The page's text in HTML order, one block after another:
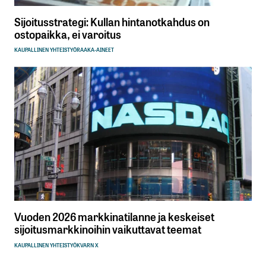
Sijoitusstrategi: Kullan hintanotkahdus on
ostopaikka, ei varoitus
KAUPALLINEN YHTEISTYÖRAAKA-AINEET
Vuoden 2026 markkinatilanne ja keskeiset
sijoitusmarkkinoihin vaikuttavat teemat
KAUPALLINEN YHTEISTYÖKVARN X